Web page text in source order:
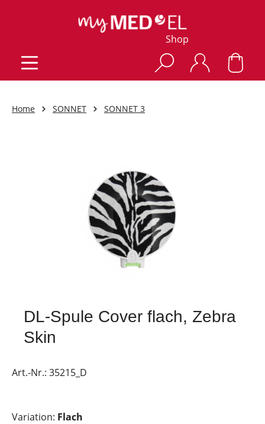
Shop
Home SONNET SONNET 3
DL-Spule Cover flach, Zebra
Skin
Art.-Nr.: 35215_D
Variation: Flach